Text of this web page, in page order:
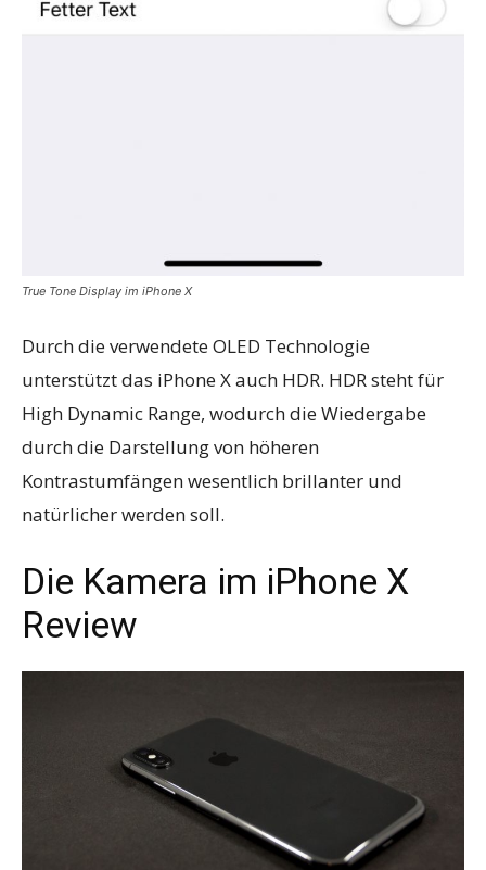
True Tone Display im iPhone X
Durch die verwendete OLED Technologie
unterstützt das iPhone X auch HDR. HDR steht für
High Dynamic Range, wodurch die Wiedergabe
durch die Darstellung von höheren
Kontrastumfängen wesentlich brillanter und
natürlicher werden soll.
Die Kamera im iPhone X
Review